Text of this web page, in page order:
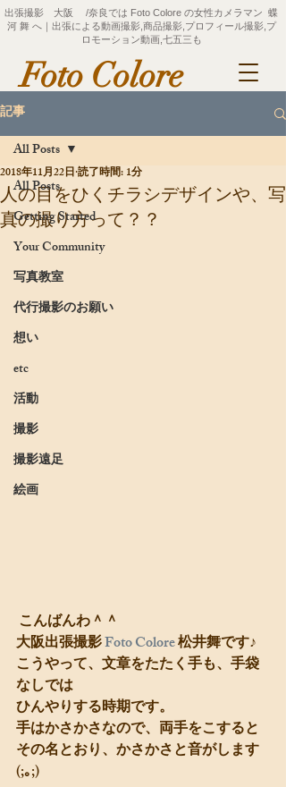
Foto Colore
出張撮影 大阪 /奈良では Foto Colore の女性カメラマン 蝶
河 舞 へ｜出張による動画撮影,商品撮影,プロフィール撮影,プ
ロモーション動画,七五三も
記事
All Posts
Getting Started
Your Community
写真教室
代行撮影のお願い
想い
etc
活動
撮影
撮影遠足
絵画
All Posts
人の目をひくチラシデザインや、写
真の撮り方って？？
2018年11月22日読了時間: 1分
こんばんわ＾＾
大阪出張撮影 Foto Colore 松井舞です♪
こうやって、文章をたたく手も、手袋
なしでは
ひんやりする時期です。
手はかさかさなので、両手をこすると
その名とおり、かさかさと音がします
(;｡;)